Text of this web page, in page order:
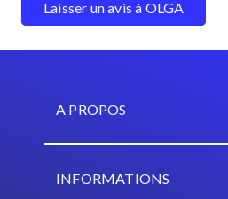
Laisser un avis à OLGA
A PROPOS
INFORMATIONS